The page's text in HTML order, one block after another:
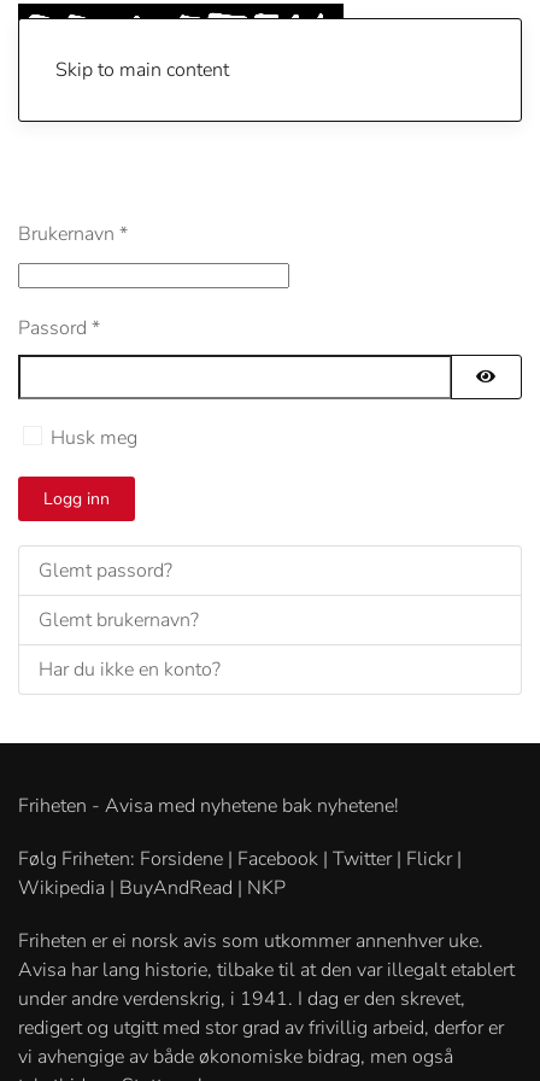
Skip to main content
Brukernavn *
Passord *
Husk meg
Logg inn
Glemt passord?
Glemt brukernavn?
Har du ikke en konto?
Friheten - Avisa med nyhetene bak nyhetene!
Følg Friheten: Forsidene | Facebook | Twitter | Flickr |
Wikipedia | BuyAndRead | NKP
Friheten er ei norsk avis som utkommer annenhver uke.
Avisa har lang historie, tilbake til at den var illegalt etablert
under andre verdenskrig, i 1941. I dag er den skrevet,
redigert og utgitt med stor grad av frivillig arbeid, derfor er
vi avhengige av både økonomiske bidrag, men også